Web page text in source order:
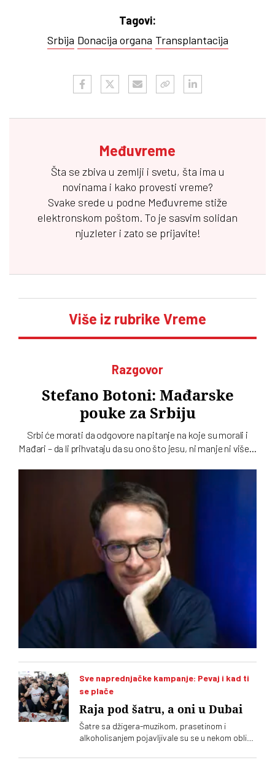
Tagovi:
Srbija Donacija organa Transplantacija
Međuvreme
Šta se zbiva u zemlji i svetu, šta ima u
novinama i kako provesti vreme?
Svake srede u podne Međuvreme stiže
elektronskom poštom. To je sasvim solidan
njuzleter i zato se prijavite!
Više iz rubrike Vreme
Razgovor
Stefano Botoni: Mađarske
pouke za Srbiju
Srbi će morati da odgovore na pitanje na koje su morali i
Mađari – da li prihvataju da su ono što jesu, ni manje ni više…
Mađarskoj
Sve naprednjačke kampanje: Pevaj i kad ti
se plače
Raja pod šatru, a oni u Dubai
Šatre sa džigera-muzikom, prasetinom i
alkoholisanjem pojavljivale su se u nekom obliku